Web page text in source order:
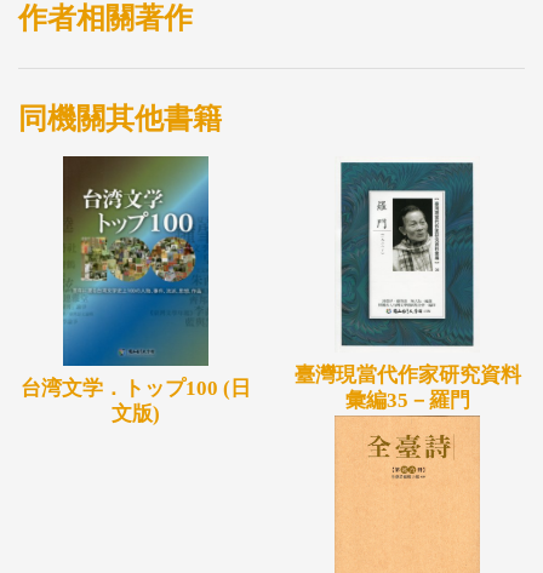
作者相關著作
同機關其他書籍
台湾文学．トップ100 (日
文版)
臺灣現當代作家研究資料
彙編35－羅門